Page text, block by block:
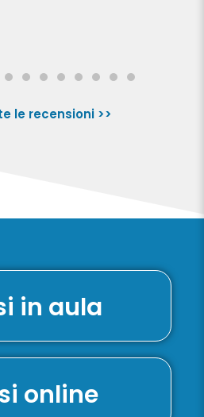
le recensioni >>
in aula
online